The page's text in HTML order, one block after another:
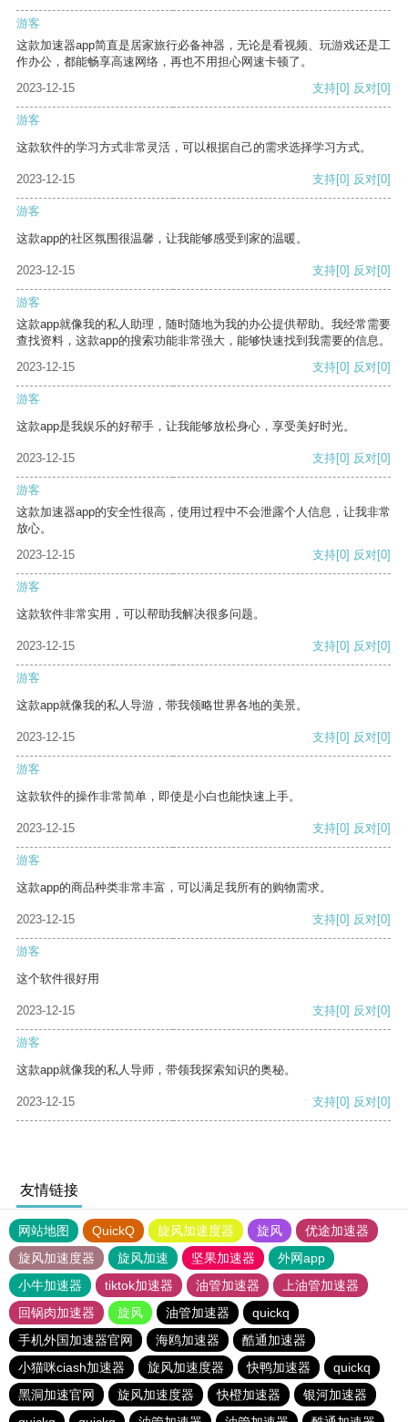
游客
这款加速器app简直是居家旅行必备神器，无论是看视频、玩游戏还是工
作办公，都能畅享高速网络，再也不用担心网速卡顿了。
2023-12-15
支持[0] 反对[0]
游客
这款软件的学习方式非常灵活，可以根据自己的需求选择学习方式。
2023-12-15 支持[0] 反对[0]
游客
这款app的社区氛围很温馨，让我能够感受到家的温暖。
2023-12-15 支持[0] 反对[0]
游客
这款app就像我的私人助理，随时随地为我的办公提供帮助。我经常需要
查找资料，这款app的搜索功能非常强大，能够快速找到我需要的信息。
2023-12-15
支持[0] 反对[0]
游客
这款app是我娱乐的好帮手，让我能够放松身心，享受美好时光。
2023-12-15 支持[0] 反对[0]
游客
这款加速器app的安全性很高，使用过程中不会泄露个人信息，让我非常
放心。
2023-12-15
支持[0] 反对[0]
游客
这款软件非常实用，可以帮助我解决很多问题。
2023-12-15 支持[0] 反对[0]
游客
这款app就像我的私人导游，带我领略世界各地的美景。
2023-12-15 支持[0] 反对[0]
游客
这款软件的操作非常简单，即使是小白也能快速上手。
2023-12-15 支持[0] 反对[0]
游客
这款app的商品种类非常丰富，可以满足我所有的购物需求。
2023-12-15 支持[0] 反对[0]
游客
这个软件很好用
2023-12-15 支持[0] 反对[0]
游客
这款app就像我的私人导师，带领我探索知识的奥秘。
2023-12-15 支持[0] 反对[0]
友情链接
网站地图 QuickQ 旋风加速度器 旋风
优途加速器
旋风加速度器
旋风加速 坚果加速器
外网app
小牛加速器
tiktok加速器 油管加速器
上油管加速器
回锅肉加速器
旋风 油管加速器
quickq
手机外国加速器官网
海鸥加速器
酷通加速器
小猫咪ciash加速器
旋风加速度器 快鸭加速器
quickq
黑洞加速官网
旋风加速度器 快橙加速器
银河加速器